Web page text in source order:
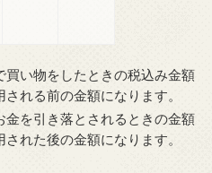
買い物をしたときの税込み金額
れる前の金額になります。
金を引き落とされるときの金額
れた後の金額になります。